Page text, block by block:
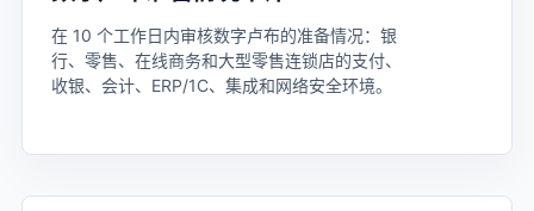
在 10 个工作日内审核数字卢布的准备情况：银
行、零售、在线商务和大型零售连锁店的支付、
收银、会计、ERP/1C、集成和网络安全环境。